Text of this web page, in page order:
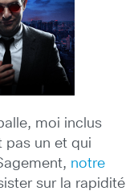
moi inclus
pas un et qui
notre
sur la rapidité